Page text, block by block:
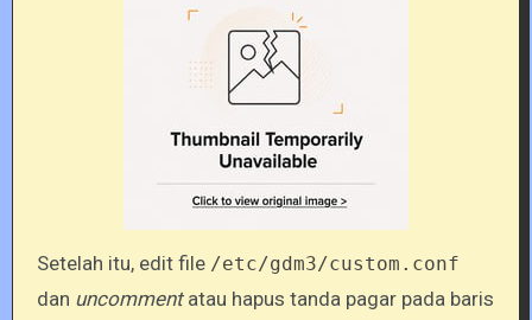
Setelah itu, edit file /etc/gdm3/custom.conf
dan uncomment atau hapus tanda pagar pada baris